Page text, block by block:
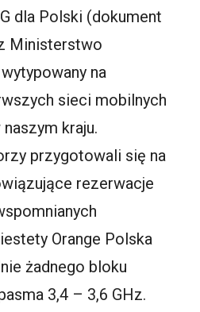
dla Polski (dokument
Ministerstwo
na
sieci mobilnych
kraju.
przygotowali się na
rezerwacje
Orange Polska
żadnego bloku
3,4 – 3,6 GHz.